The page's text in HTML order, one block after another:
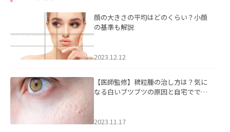
顔の大きさの平均はどのくらい？小顔
の基準も解説
2023.12.12
【医師監修】稗粒腫の治し方は？気に
なる白いブツブツの原因と自宅ででき
2023.11.17